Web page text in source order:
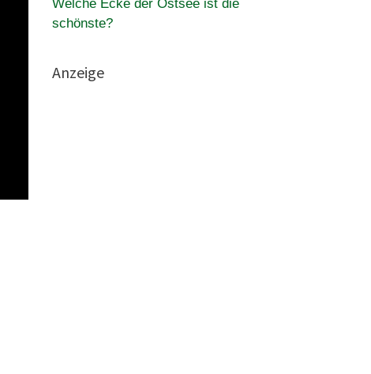
Welche Ecke der Ostsee ist die
schönste?
Anzeige